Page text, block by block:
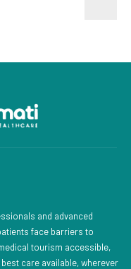
and advanced
face barriers to
tourism accessible,
care available, wherever